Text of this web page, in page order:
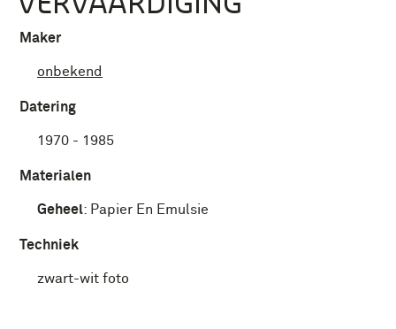
Maker
onbekend
Datering
1970 - 1985
Materialen
Geheel: Papier En Emulsie
Techniek
zwart-wit foto